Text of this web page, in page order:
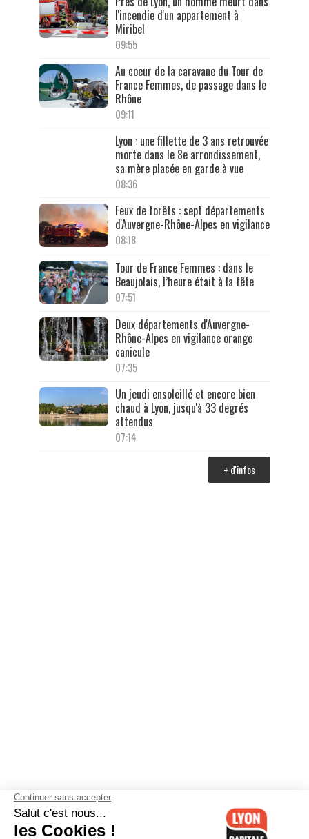
l'incendie d'un appartement à
Miribel
09:55
Au coeur de la caravane du Tour de
France Femmes, de passage dans le
Rhône
09:11
Lyon : une fillette de 3 ans retrouvée
morte dans le 8e arrondissement,
sa mère placée en garde à vue
08:36
Feux de forêts : sept départements
d'Auvergne-Rhône-Alpes en vigilance
08:18
Tour de France Femmes : dans le
Beaujolais, l’heure était à la fête
07:51
Deux départements d'Auvergne-
Rhône-Alpes en vigilance orange
canicule
07:35
Un jeudi ensoleillé et encore bien
chaud à Lyon, jusqu'à 33 degrés
attendus
07:14
+ d'infos